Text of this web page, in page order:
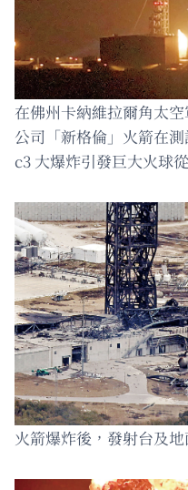
在佛州卡納維拉爾角太
公司「新格倫」火箭在
c3 大爆炸引發巨大火球
火箭爆炸後，發射台及